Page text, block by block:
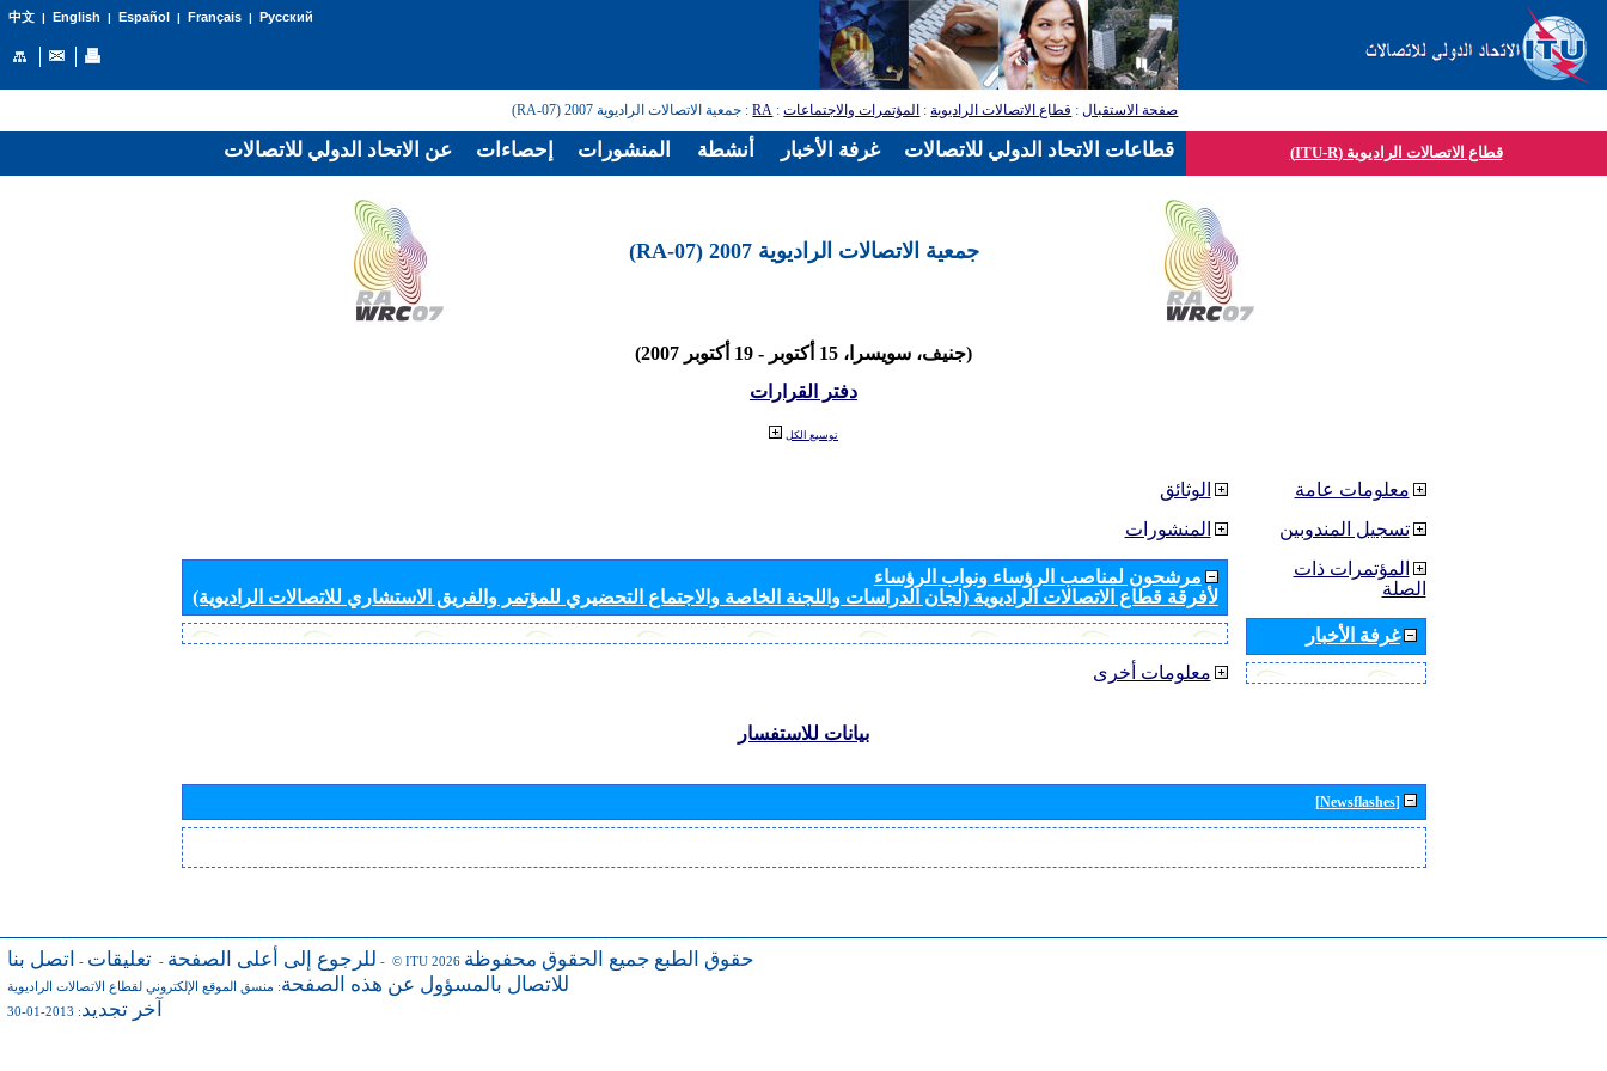
中文| English | Español | Français| Русский
صفحة الاستقبال: قطاع الاتصالات الراديوية: المؤتمرات والاجتماعات:
RA: جمعية الاتصالات الراديوية 2007 (RA-07)
قطاع الاتصالات الراديوية (ITU-R)
جمعية الاتصالات الراديوية 2007 (RA-07)
(جنيف، سويسرا، 15 أكتوبر - 19 أكتوبر 2007)
دفتر القرارات
توسيع الكل
الوثائق
المنشورات
مرشحون لمناصب الرؤساء ونواب الرؤساء
لأفرقة قطاع الاتصالات الراديوية (لجان الدراسات واللجنة الخاصة والاجتماع التحضيري للمؤتمر والفريق الاستشاري للاتصالات الراديوية)
معلومات أخرى
معلومات عامة
تسجيل المندوبين
المؤتمرات ذات
الصلة
غرفة الأخبار
بيانات للاستفسار
[Newsflashes]
للرجوع إلى أعلى الصفحة - تعليقات - اتصل بنا - © ITU 2026 حقوق الطبع جميع الحقوق محفوظة
للاتصال بالمسؤول عن هذه الصفحة: منسق الموقع الإلكتروني لقطاع الاتصالات الراديوية
آخر تجديد: 2013-01-30
عن الاتحاد الدولي للاتصالات إحصاءات المنشورات أنشطة غرفة الأخبار قطاعات الاتحاد الدولي للاتصالات